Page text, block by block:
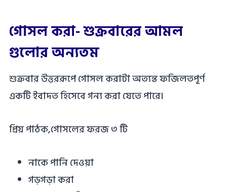
গোসল করা- শুক্রবারের আমল
গুলোর অন্যতম
শুক্রবার উত্তররূপে গোসল করাটা অত্যন্ত ফজিলতপূর্ণ
একটি ইবাদত হিসেবে গন্য করা যেতে পারে।
প্রিয় পাঠক,গোসলের ফরজ ৩ টি
নাকে পানি দেওয়া
গড়গড়া করা